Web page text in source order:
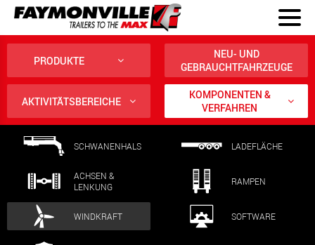
PRODUKTE
NEU- UND
GEBRAUCHTFAHRZEUGE
AKTIVITÄTSBEREICHE
KOMPONENTEN &
VERFAHREN
SCHWANENHALS LADEFLÄCHE
ACHSEN &
LENKUNG
RAMPEN
WINDKRAFT SOFTWARE